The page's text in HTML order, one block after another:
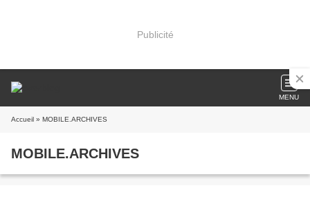
Publicité
MENU
Accueil » MOBILE.ARCHIVES
MOBILE.ARCHIVES